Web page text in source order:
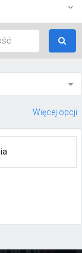
Więcej opcji